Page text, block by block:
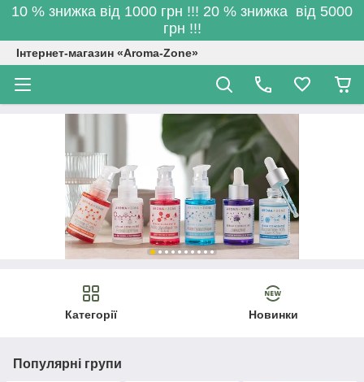
10 % знижка від 1000 грн !!! 20 % знижка від 5000
грн !!!
Інтернет-магазин «Aroma-Zone»
Категорії Новинки
Популярні групи